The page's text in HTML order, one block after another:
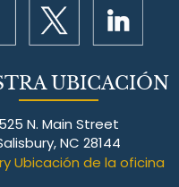
UBICACIÓN
525 N. Main Street
NC 28144
Ubicación de la oficina